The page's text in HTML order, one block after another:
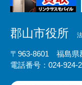
郡山市役所
〒963-8601 福島県
電話番号：024-924-